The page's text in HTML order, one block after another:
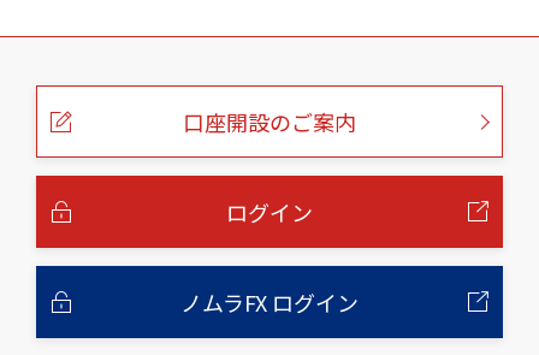
こ
口座開設のご案内
ログイン
ノムラFX ログイン